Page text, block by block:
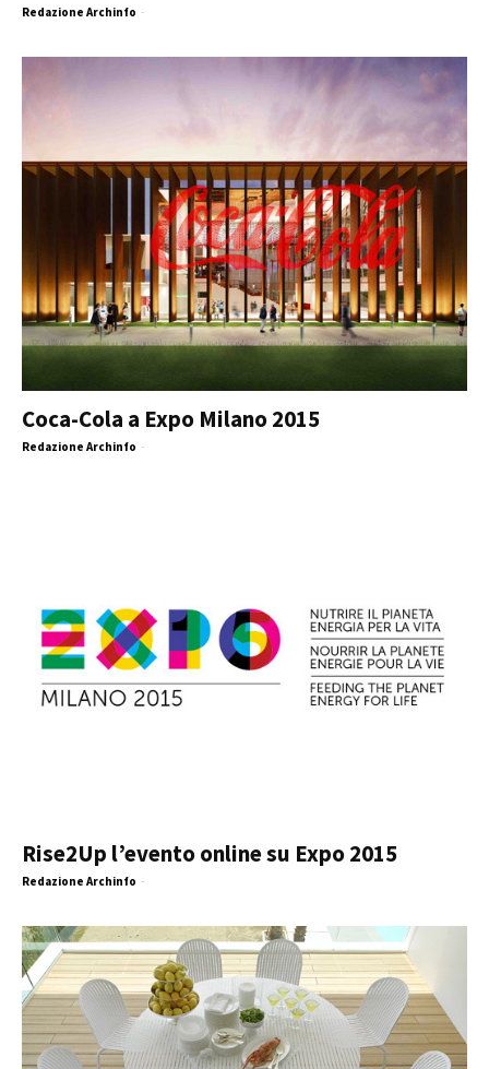
Redazione Archinfo -
Coca-Cola a Expo Milano 2015
Redazione Archinfo -
Rise2Up l’evento online su Expo 2015
Redazione Archinfo -